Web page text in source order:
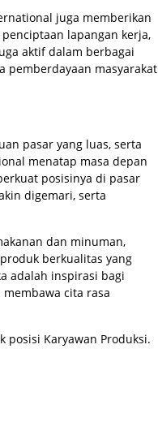
juga memberikan
lapangan kerja,
aktif dalam berbagai
pemberdayaan masyarakat
pasar yang luas, serta
menatap masa depan
posisinya di pasar
digemari, serta
dan minuman,
berkualitas yang
adalah inspirasi bagi
cita rasa
posisi Karyawan Produksi.